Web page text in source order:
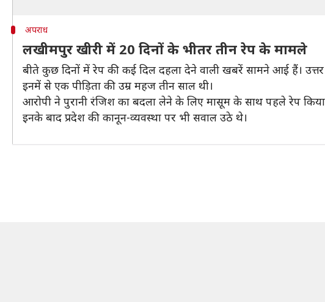
अपराध
लखीमपुर खीरी में 20 दिनों के भीतर तीन रेप के मामले
बीते कुछ दिनों में रेप की कई दिल दहला देने वाली खबरें सामने आई हैं।
इनमें से एक पीड़िता की उम्र महज तीन साल थी।
आरोपी ने पुरानी रंजिश का बदला लेने के लिए मासूम के साथ पहले रेप
इनके बाद प्रदेश की कानून-व्यवस्था पर भी सवाल उठे थे।